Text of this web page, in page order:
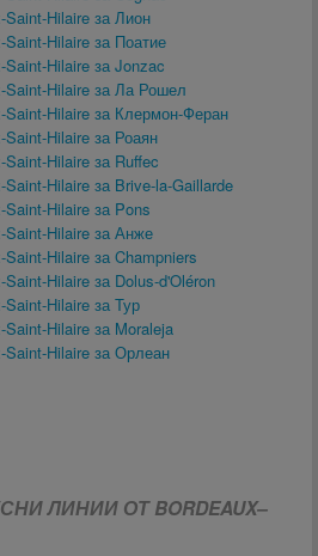
Hilaire за Лион
Hilaire за Поатие
Hilaire за Jonzac
Saint-Hilaire за Ла Рошел
Saint-Hilaire за Клермон-Феран
Hilaire за Роаян
Hilaire за Ruffec
Hilaire за Brive-la-Gaillarde
Hilaire за Pons
Saint-Hilaire за Анже
Hilaire за Champniers
Hilaire за Dolus-d'Oléron
Hilaire за Тур
Hilaire за Moraleja
Saint-Hilaire за Орлеан
ЛИНИИ ОТ BORDEAUX–